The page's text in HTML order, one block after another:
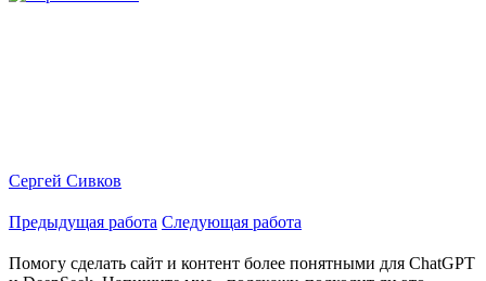
Сергей Сивков
Предыдущая работа Следующая работа
Помогу сделать сайт и контент более понятными для ChatGPT